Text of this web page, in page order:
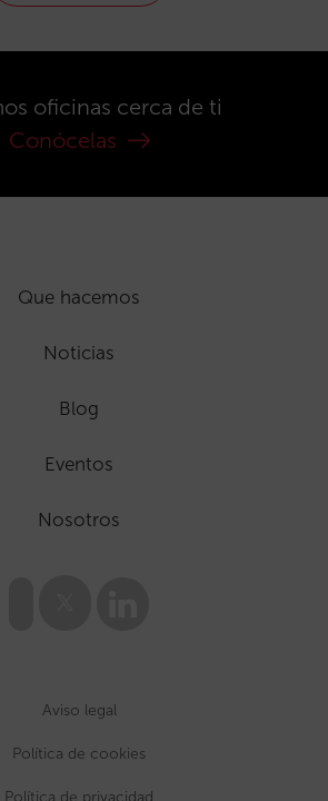
oficinas cerca de ti
Conócelas
Que hacemos
Noticias
Blog
Eventos
Nosotros
Aviso legal
Política de cookies
Política de privacidad